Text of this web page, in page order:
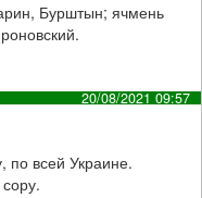
Бурштын; ячмень
20/08/2021 09:57
по всей Украине.